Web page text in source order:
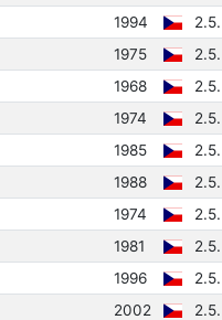
1994
1975
1968
1974
1985
1988
1974
1981
1996
2002